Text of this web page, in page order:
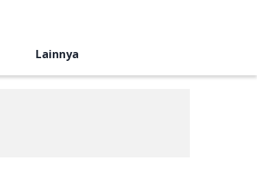
Lainnya